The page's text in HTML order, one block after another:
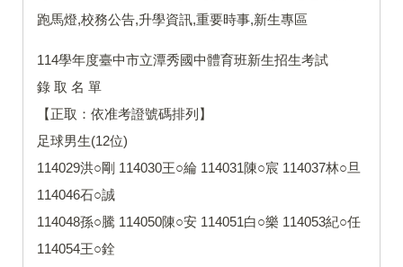
跑馬燈,校務公告,升學資訊,重要時事,新生專區
114學年度臺中市立潭秀國中體育班新生招生考試
錄 取 名 單
【正取：依准考證號碼排列】
足球男生(12位)
114029洪○剛 114030王○綸 114031陳○宸 114037林○旦
114046石○誠
114048孫○騰 114050陳○安 114051白○樂 114053紀○任
114054王○銓